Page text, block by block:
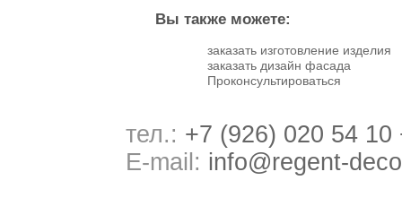
Вы также можете:
заказать изготовление изделия
заказать дизайн фасада
Проконсультироваться
тел.: +7 (926) 020 54 10
E-mail: info@regent-